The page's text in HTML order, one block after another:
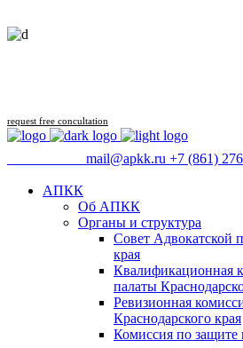
request free concultation
mail@apkk.ru +7 (861)
АПКК
Об АПКК
Органы и структура
Совет Адвокатской
края
Квалификационная
палаты
Ревизионная
Краснодарского края
Комиссия по защите